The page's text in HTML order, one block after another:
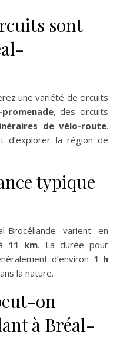
sont
une variété de circuits
, des circuits
de vélo-route.
d’explorer la région de
typique
Brocéliande varient en
11 km. La durée pour
d’environ 1 h
la nature.
on
à Bréal-